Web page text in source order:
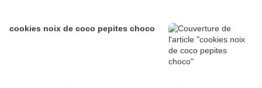
cookies noix de coco pepites choco